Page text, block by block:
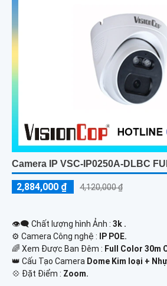
Camera IP VSC-IP0250A-DLBC
2,884,000 ₫ 4,120,000 ₫
👁️‍🗨 Chất lượng hình Ảnh : 3k .
⚙ Camera Công nghệ :
IP POE.
🌈 Xem Được Ban Đêm : Full Color 30m
👑 Cấu Tạo Camera Dome Kim loại +
️💠 Đặt Điểm : Zoom.